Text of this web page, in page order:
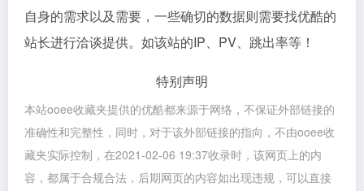
自身的需求以及需要，一些确切的数据则需要找优酷的
站长进行洽谈提供。如该站的IP、PV、跳出率等！
特别声明
本站ooee收藏夹提供的优酷都来源于网络，不保证外部链接的
准确性和完整性，同时，对于该外部链接的指向，不由ooee收
藏夹实际控制，在2021-02-06 19:37收录时，该网页上的内
容，都属于合规合法，后期网页的内容如出现违规，可以直接